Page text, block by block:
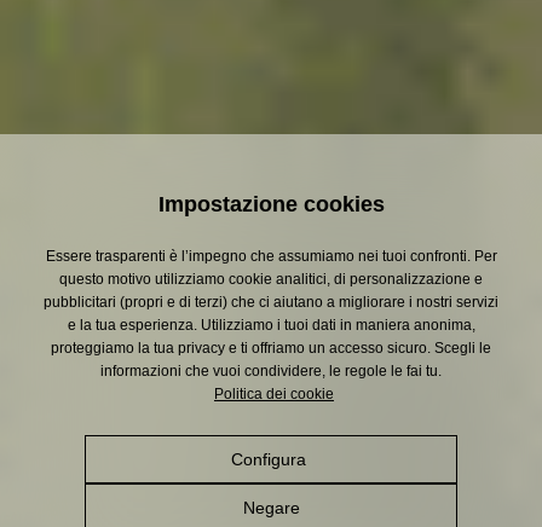
Impostazione cookies
Essere trasparenti è l’impegno che assumiamo nei tuoi confronti. Per
questo motivo utilizziamo cookie analitici, di personalizzazione e
pubblicitari (propri e di terzi) che ci aiutano a migliorare i nostri servizi
e la tua esperienza. Utilizziamo i tuoi dati in maniera anonima,
proteggiamo la tua privacy e ti offriamo un accesso sicuro. Scegli le
informazioni che vuoi condividere, le regole le fai tu.
Politica dei cookie
Negare